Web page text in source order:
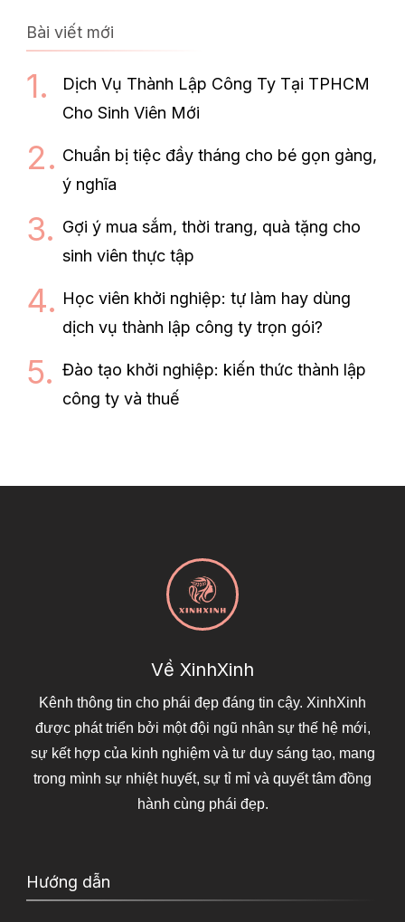
Bài viết mới
Dịch Vụ Thành Lập Công Ty Tại TPHCM
Cho Sinh Viên Mới
Chuẩn bị tiệc đầy tháng cho bé gọn gàng,
ý nghĩa
Gợi ý mua sắm, thời trang, quà tặng cho
sinh viên thực tập
Học viên khởi nghiệp: tự làm hay dùng
dịch vụ thành lập công ty trọn gói?
Đào tạo khởi nghiệp: kiến thức thành lập
công ty và thuế
Về XinhXinh
Kênh thông tin cho phái đẹp đáng tin cậy. XinhXinh
được phát triển bởi một đội ngũ nhân sự thế hệ mới,
sự kết hợp của kinh nghiệm và tư duy sáng tạo, mang
trong mình sự nhiệt huyết, sự tỉ mỉ và quyết tâm đồng
hành cùng phái đẹp.
Hướng dẫn